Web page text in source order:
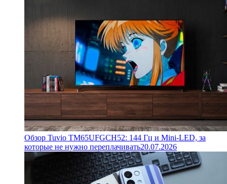
Обзор Tuvio TM65UFGCH52: 144 Гц и Mini-LED, за
которые не нужно переплачивать20.07.2026